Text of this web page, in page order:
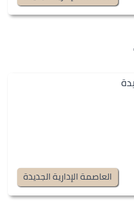
العاصمة الإدارية الجديدة